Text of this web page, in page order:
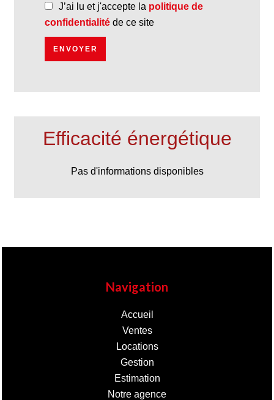
J’ai lu et j'accepte la politique de
confidentialité de ce site
ENVOYER
Efficacité énergétique
Pas d'informations disponibles
Navigation
Accueil
Ventes
Locations
Gestion
Estimation
Notre agence